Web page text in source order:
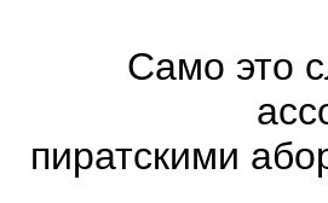
Само это
пиратскими